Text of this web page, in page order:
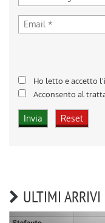
Ho letto e accetto
Acconsento al
ULTIMI ARRIVI